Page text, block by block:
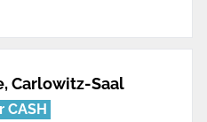
Carlowitz-Saal
CASH